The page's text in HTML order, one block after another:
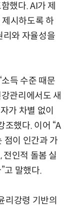
했다. AI가 제
시하도록 하
리와 자율성을
득 수준 때문
관리에서도 새
가 차별 없이
조했다. 이어 “A
점이 인간과 가
전인적 돌봄 실
고 말했다.
리강령 기반의